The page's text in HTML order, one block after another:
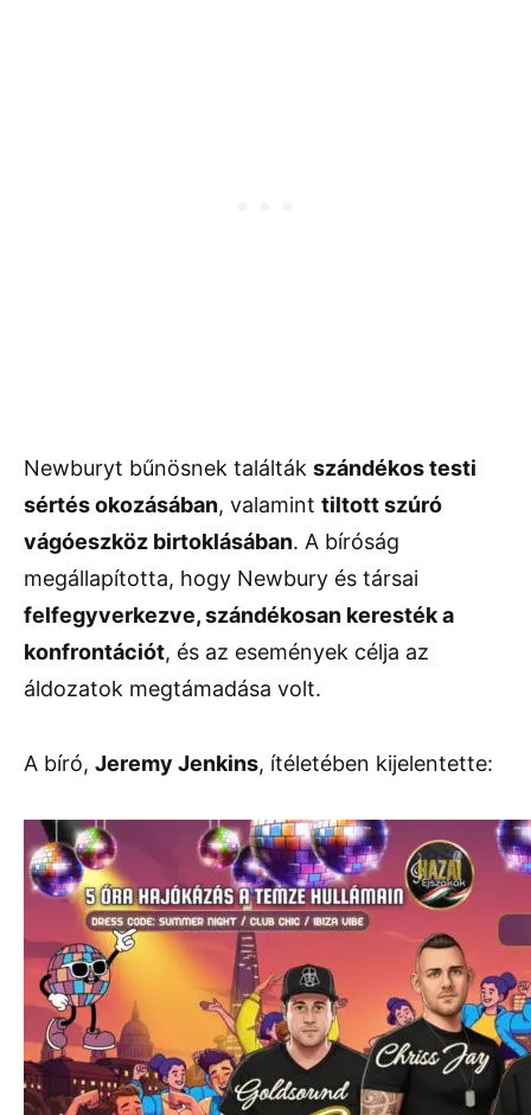
Newburyt bűnösnek találták szándékos testi
sértés okozásában, valamint tiltott szúró
vágóeszköz birtoklásában. A bíróság
megállapította, hogy Newbury és társai
felfegyverkezve, szándékosan keresték a
konfrontációt, és az események célja az
áldozatok megtámadása volt.
A bíró, Jeremy Jenkins, ítéletében kijelentette: